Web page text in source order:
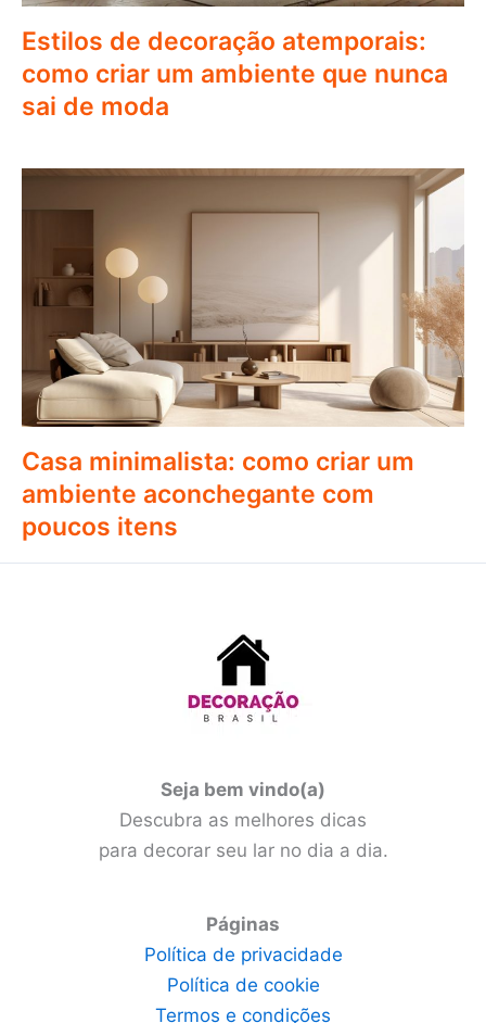
Estilos de decoração atemporais:
como criar um ambiente que nunca
sai de moda
Casa minimalista: como criar um
ambiente aconchegante com
poucos itens
Seja bem vindo(a)
Descubra as melhores dicas
para decorar seu lar no dia a dia.
Páginas
Política de privacidade
Política de cookie
Termos e condições